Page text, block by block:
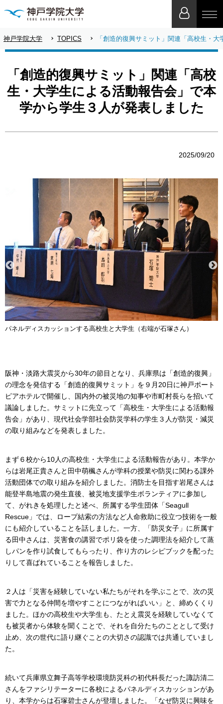
神戸学院大学 TOPICS 「創造的復興サミット」関連「高校生・
「創造的復興サミット」関連「高校
生・大学生による活動報告会」で本
学から学生３人が発表しました
2025/09/20
パネルディスカッションする高校生と大学生（右端が石塚さん）
阪神・淡路大震災から30年の節目となり、兵庫県は「創造的復興」
の理念を発信する「創造的復興サミット」を９月20日に神戸ポート
ピアホテルで開催し、国内外の被災地の知事や市町村長らを招いて
議論しました。サミットに先立って「高校生・大学生による活動報
告会」があり、現代社会学部社会防災学科の学生３人が防災・減災
の取り組みなどを発表しました。
まず６校から10人の高校生・大学生による活動報告があり。本学か
らは岩尾正貴さんと田中萌楓さんが学科の授業や防災に関わる課外
活動団体での取り組みを紹介しました。消防士を目指す岩尾さんは
能登半島地震の発生直後、被災地支援学生ボランティアに参加し
て、がれきを処理したと述べ、所属する学生団体「Seagull
Rescue」では、ロープ結索の方法など人命救助に役立つ技術を一般
にも紹介していることを話しました。一方、「防災女子」に所属す
る田中さんは、災害食の講習でポリ袋を使った調理法を紹介して蒸
しパンを作り試食してもらったり、作り方のレシピブックを配った
りして喜ばれていることを報告しました。
２人は「災害を経験していない私たちがそれを学ぶことで、次の災
害で力となる仲間を増やすことにつながればいい」と、締めくくり
ました。ほかの高校生や大学生も、たとえ震災を経験していなくて
も被災者から体験を聞くことで、それを自分たちのこととして受け
止め、次の世代に語り継ぐことの大切さの認識では共通していまし
た。
続いて兵庫県立舞子高等学校環境防災科の初代科長だった諏訪清二
さんをファシリテーターに各校によるパネルディスカッションがあ
り、本学からは石塚碧士さんが登壇しました。「なぜ防災に興味を